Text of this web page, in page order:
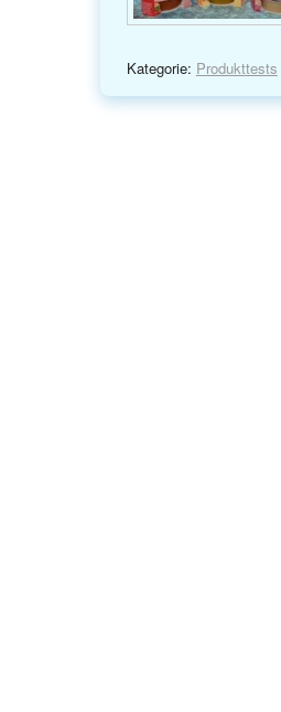
Kategorie: Produkttests